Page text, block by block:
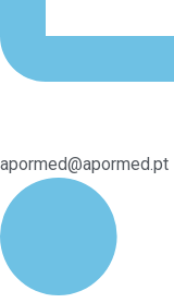
apormed@apormed.pt